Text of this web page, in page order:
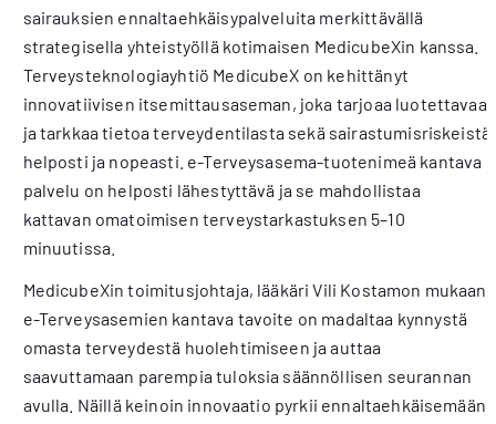
sairauksien ennaltaehkäisypalveluita merkittävällä
strategisella yhteistyöllä kotimaisen MedicubeXin kanssa.
Terveysteknologiayhtiö MedicubeX on kehittänyt
innovatiivisen itsemittausaseman, joka tarjoaa luotettavaa
ja tarkkaa tietoa terveydentilasta sekä sairastumisriskeistä
helposti ja nopeasti. e-Terveysasema-tuotenimeä kantava
palvelu on helposti lähestyttävä ja se mahdollistaa
kattavan omatoimisen terveystarkastuksen 5–10
minuutissa.
MedicubeXin toimitusjohtaja, lääkäri Vili Kostamon mukaan
e-Terveysasemien kantava tavoite on madaltaa kynnystä
omasta terveydestä huolehtimiseen ja auttaa
saavuttamaan parempia tuloksia säännöllisen seurannan
avulla. Näillä keinoin innovaatio pyrkii ennaltaehkäisemään